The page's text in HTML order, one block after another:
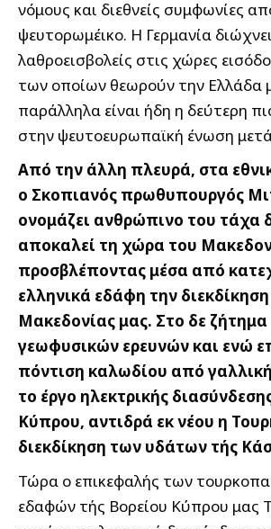
νόμους και διεθνείς συμφωνίες
ψευτορωμέικο. Η Γερμανία διώχνει
λαθροεισβολείς στις χώρες
των οποίων θεωρούν την Ελλάδα
παράλληλα είναι ήδη η δεύτερη
στην ψευτοευρωπαϊκή ένωση
Από την άλλη πλευρά, στα
ο Σκοπιανός πρωθυπουργός
ονομάζει ανθρώπινο του τάχα
αποκαλεί τη χώρα του
προσβλέποντας μέσα από
ελληνικά εδάφη την
Μακεδονίας μας. Στο δε
γεωφυσικών ερευνών και ενώ
πόντιση καλωδίου από γαλλική
το έργο ηλεκτρικής
Κύπρου, αντιδρά εκ νέου η
διεκδίκηση των υδάτων τής
Τώρα ο επικεφαλής των
εδαφών τής Βορείου Κύπρου μας